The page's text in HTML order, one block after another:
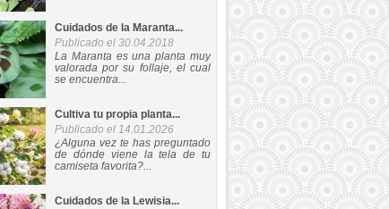
Cuidados de la Maranta...
Publicado el 30.04.2018
La Maranta es una planta muy
valorada por su follaje, el cual
se encuentra...
Cultiva tu propia planta...
Publicado el 14.01.2026
¿Alguna vez te has preguntado
de dónde viene la tela de tu
camiseta favorita?...
Cuidados de la Lewisia...